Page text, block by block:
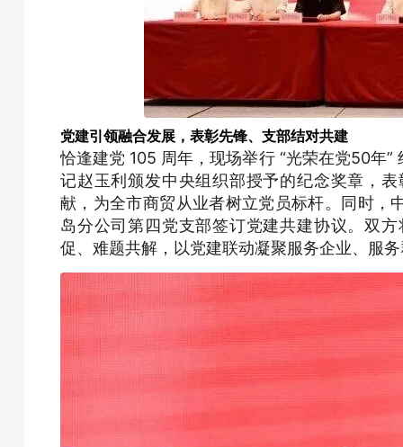
党建引领融合发展，表彰先锋、支部结对共建
恰逢建党 105 周年，现场举行 “光荣在党50年
记赵玉利颁发中央组织部授予的纪念奖章，
献，为全市商贸从业者树立党员标杆。同时，
岛分公司第四党支部签订党建共建协议。双
促、难题共解，以党建联动凝聚服务企业、服